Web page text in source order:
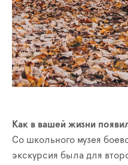
Как в вашей жизни
Со школьного музея
экскурсия была для